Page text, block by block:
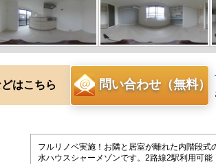
はこちら 問い合わせ（無料）
フルリノベ実施！お隣と居室が離れた内階段
水ハウスシャーメゾンです。2路線2駅利用可能